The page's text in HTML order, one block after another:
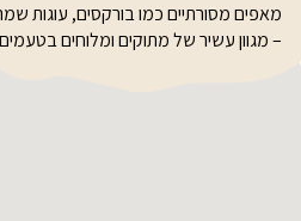
מאפים מסורתיים כמו בורקסים, עוגות
– מגוון עשיר של מתוקים ומלוחים